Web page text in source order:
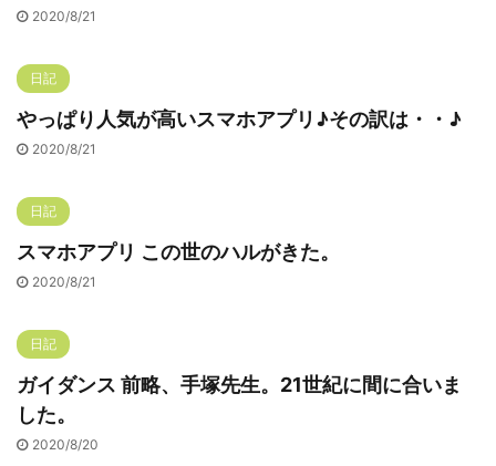
2020/8/21
日記
やっぱり人気が高いスマホアプリ♪その訳は・・♪
2020/8/21
日記
スマホアプリ この世のハルがきた。
2020/8/21
日記
ガイダンス 前略、手塚先生。21世紀に間に合いま
した。
2020/8/20